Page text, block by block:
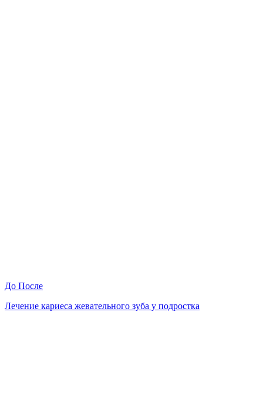
До После
Лечение кариеса жевательного зуба у подростка